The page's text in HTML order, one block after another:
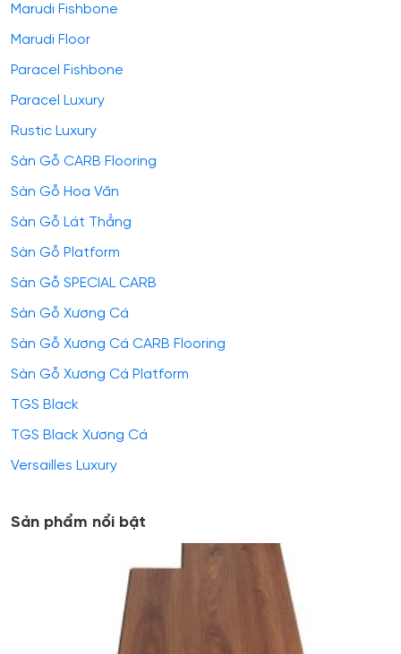
Marudi Fishbone
Marudi Floor
Paracel Fishbone
Paracel Luxury
Rustic Luxury
Sàn Gỗ CARB Flooring
Sàn Gỗ Hoa Văn
Sàn Gỗ Lát Thẳng
Sàn Gỗ Platform
Sàn Gỗ SPECIAL CARB
Sàn Gỗ Xương Cá
Sàn Gỗ Xương Cá CARB Flooring
Sàn Gỗ Xương Cá Platform
TGS Black
TGS Black Xương Cá
Versailles Luxury
Sản phẩm nổi bật